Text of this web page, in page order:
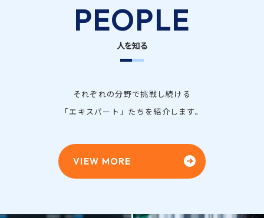
PEOPLE
人を知る
それぞれの分野で挑戦し続ける
「エキスパート」たちを紹介します。
VIEW MORE